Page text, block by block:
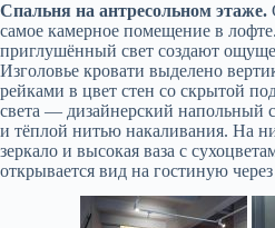
Спальня на антресольном этаже.
самое камерное помещение в
приглушённый свет создают
Изголовье кровати выделено
рейками в цвет стен со скрытой
света — дизайнерский напольный
и тёплой нитью накаливания. На
зеркало и высокая ваза с
открывается вид на гостиную